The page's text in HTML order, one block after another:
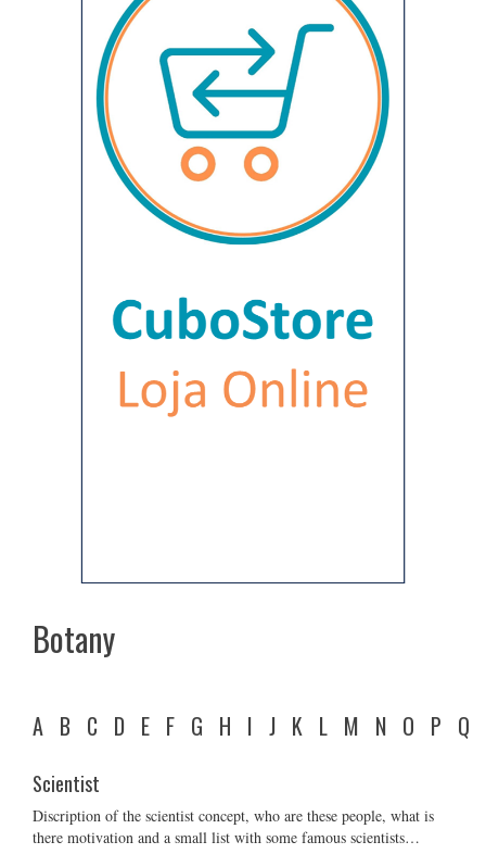
Botany
A B C D E F G H I J K L M N O P Q
Scientist
Discription of the scientist concept, who are these people, what is
there motivation and a small list with some famous scientists…